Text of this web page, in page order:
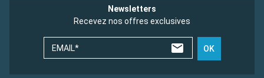
Newsletters
Recevez nos offres exclusives
EMAIL* OK